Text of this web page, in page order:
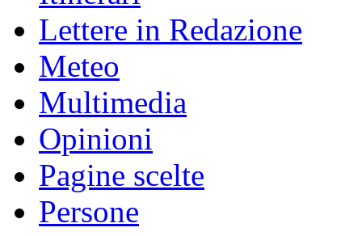
Lettere in Redazione
Meteo
Multimedia
Opinioni
Pagine scelte
Persone